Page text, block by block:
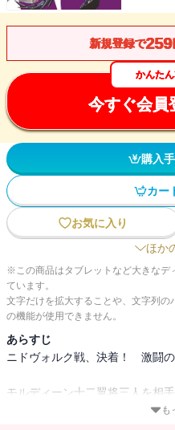
新規登録で259
かんた
今すぐ会員
購入
カー
お気に入り
ほか
※この商品はタブレットなど大きなデ
ています。
文字だけを拡大することや、文字列
の機能が使用できません。
あらすじ
ニドヴォルク戦、決着！ 激闘の
モルディーン十二翼将三人を相
ガユス達を襲った謎の女・ニドも